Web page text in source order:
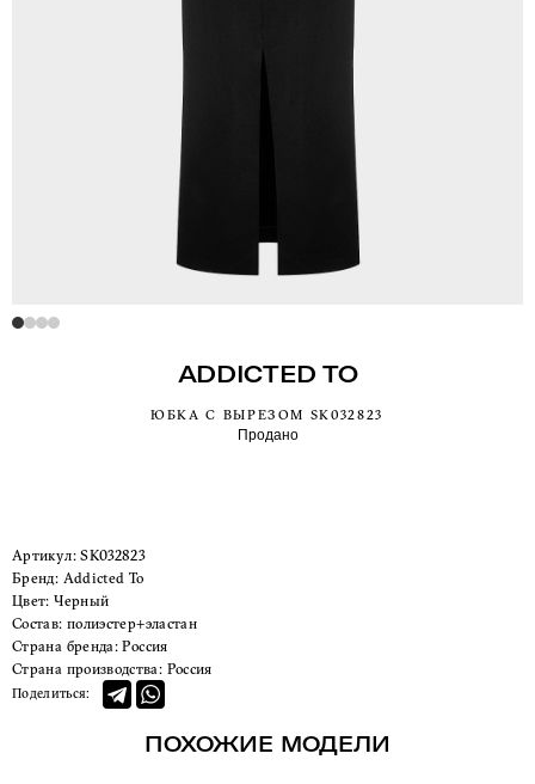
ADDICTED TO
ЮБКА С ВЫРЕЗОМ SK032823
Продано
Артикул:SK032823
Бренд:
Addicted To
Цвет:
Черный
Состав: полиэстер+эластан
Страна бренда: Россия
Страна производства: Россия
Поделиться:
ПОХОЖИЕ МОДЕЛИ